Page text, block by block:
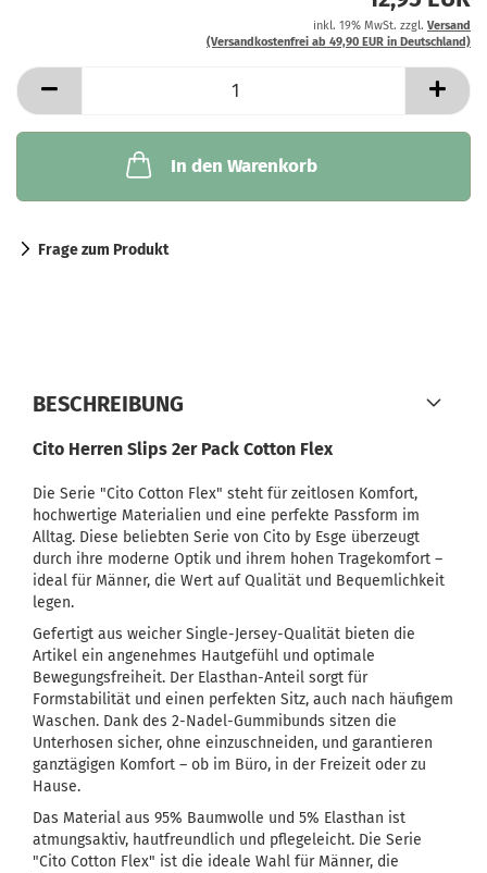
inkl. 19% MwSt. zzgl. Versand
(Versandkostenfrei ab 49,90 EUR in Deutschland)
In den Warenkorb
Frage zum Produkt
BESCHREIBUNG
Cito Herren Slips 2er Pack Cotton Flex
Die Serie "Cito Cotton Flex" steht für zeitlosen Komfort,
hochwertige Materialien und eine perfekte Passform im
Alltag. Diese beliebten Serie von Cito by Esge überzeugt
durch ihre moderne Optik und ihrem hohen Tragekomfort –
ideal für Männer, die Wert auf Qualität und Bequemlichkeit
legen.
Gefertigt aus weicher Single-Jersey-Qualität bieten die
Artikel ein angenehmes Hautgefühl und optimale
Bewegungsfreiheit. Der Elasthan-Anteil sorgt für
Formstabilität und einen perfekten Sitz, auch nach häufigem
Waschen. Dank des 2-Nadel-Gummibunds sitzen die
Unterhosen sicher, ohne einzuschneiden, und garantieren
ganztägigen Komfort – ob im Büro, in der Freizeit oder zu
Hause.
Das Material aus 95% Baumwolle und 5% Elasthan ist
atmungsaktiv, hautfreundlich und pflegeleicht. Die Serie
"Cito Cotton Flex" ist die ideale Wahl für Männer, die